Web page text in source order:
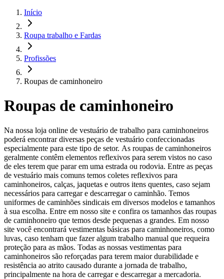
Início
Roupa trabalho e Fardas
Profissões
Roupas de caminhoneiro
Roupas de caminhoneiro
Na nossa loja online de vestuário de trabalho para caminhoneiros
poderá encontrar diversas peças de vestuário confeccionadas
especialmente para este tipo de setor. As roupas de caminhoneiros
geralmente contêm elementos reflexivos para serem vistos no caso
de eles terem que parar em uma estrada ou rodovia. Entre as peças
de vestuário mais comuns temos coletes reflexivos para
caminhoneiros, calças, jaquetas e outros itens quentes, caso sejam
necessários para carregar e descarregar o caminhão. Temos
uniformes de caminhões sindicais em diversos modelos e tamanhos
à sua escolha. Entre em nosso site e confira os tamanhos das roupas
de caminhoneiro que temos desde pequenas a grandes. Em nosso
site você encontrará vestimentas básicas para caminhoneiros, como
luvas, caso tenham que fazer algum trabalho manual que requeira
proteção para as mãos. Todas as nossas vestimentas para
caminhoneiros são reforçadas para terem maior durabilidade e
resistência ao atrito causado durante a jornada de trabalho,
principalmente na hora de carregar e descarregar a mercadoria.